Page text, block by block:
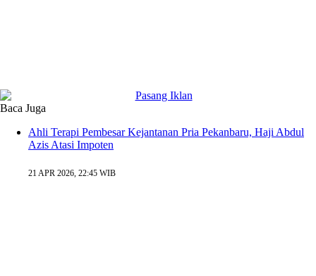
Baca Juga
Ahli Terapi Pembesar Kejantanan Pria Pekanbaru, Haji Abdul
Azis Atasi Impoten
21 APR 2026, 22:45 WIB